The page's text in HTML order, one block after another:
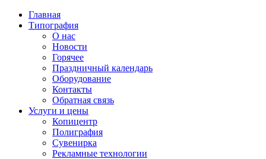
Перейти
содержимому
Главная
Типография
О нас
Новости
Горячее
Праздничный календарь
Оборудование
Контакты
Обратная связь
Услуги и цены
Копицентр
Полиграфия
Сувенирка
Рекламные технологии